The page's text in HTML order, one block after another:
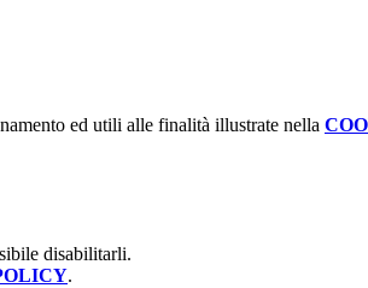
ed utili alle finalità illustrate nella
disabilitarli.
.